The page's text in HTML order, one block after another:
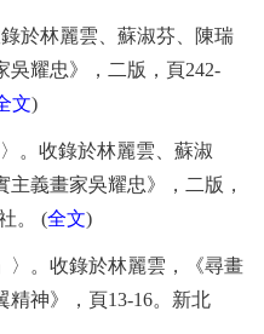
錄於林麗雲、蘇淑芬、陳瑞
吳耀忠》，二版，頁242-
文)
。收錄於林麗雲、蘇淑
主義畫家吳耀忠》，二版，
。 (全文)
〉。收錄於林麗雲，《尋畫
精神》，頁13-16。新北